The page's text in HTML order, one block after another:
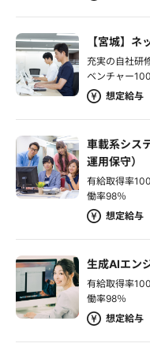
【宮城】ネ
充実の自社研
ベンチャー
想定給
車載系シス
運用保守）
有給取得率
働率98％
想定給与
生成AIエン
有給取得率
働率98％
想定給与